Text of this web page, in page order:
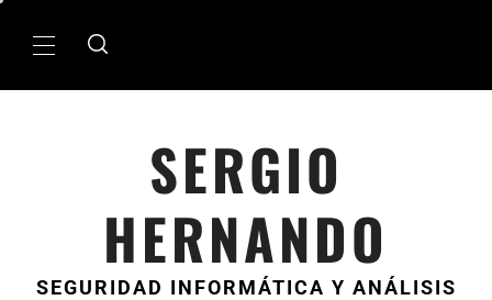
MenÃº
SERGIO
HERNANDO
SEGURIDAD INFORMÁTICA Y ANÁLISIS